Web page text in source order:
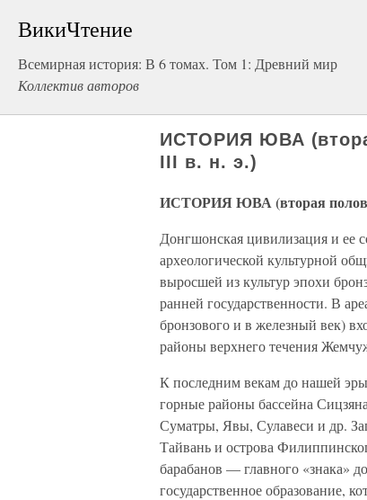
ВикиЧтение
Всемирная история: В 6 томах. Том 1: Древний мир
Коллектив авторов
ИСТОРИЯ ЮВА
III в. н. э.)
ИСТОРИЯ ЮВА (вторая
Донгшонская цивилизация и ее
археологической культурной
выросшей из культур эпохи
ранней государственности. В
бронзового и в железный век)
районы верхнего течения
К последним векам до нашей
горные районы бассейна
Суматры, Явы, Сулавеси и др.
Тайвань и острова
барабанов — главного «знака»
государственное образование,